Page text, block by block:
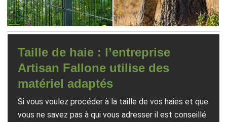
Taille de haie : l’entreprise
Artisan Fallone utilise des
matériel adaptés
Si vous voulez procéder à la taille de vos haies et que
vous ne savez pas à qui vous adresser il est conseillé